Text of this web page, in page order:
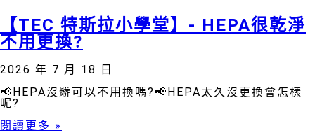
【TEC 特斯拉小學堂】- HEPA很乾淨
不用更換?
2026 年 7 月 18 日
📢HEPA沒髒可以不用換嗎?📢HEPA太久沒更換會怎樣
呢?
閱讀更多 »